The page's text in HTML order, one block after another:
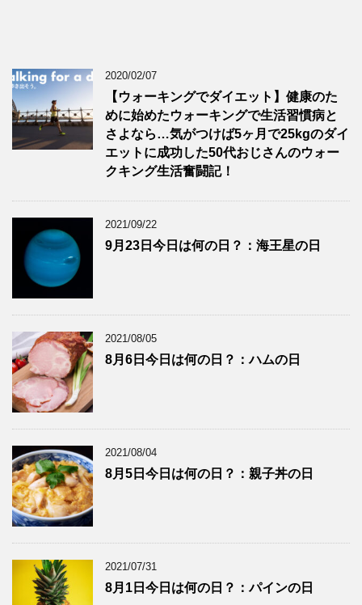
2020/02/07
【ウォーキングでダイエット】健康のた
めに始めたウォーキングで生活習慣病と
さよなら…気がつけば5ヶ月で25kgのダイ
エットに成功した50代おじさんのウォー
クキング生活奮闘記！
2021/09/22
9月23日今日は何の日？：海王星の日
2021/08/05
8月6日今日は何の日？：ハムの日
2021/08/04
8月5日今日は何の日？：親子丼の日
2021/07/31
8月1日今日は何の日？：パインの日